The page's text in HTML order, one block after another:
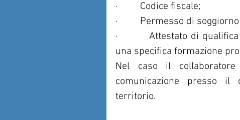
·         Codice fiscale;
·         Permesso di
·         Attestato di
una specifica formazione
Nel caso il
comunicazione presso il
territorio.